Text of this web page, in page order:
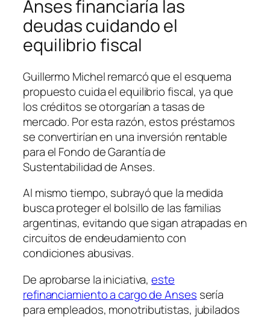
Anses financiaría las
deudas cuidando el
equilibrio fiscal
Guillermo Michel remarcó que el esquema
propuesto cuida el equilibrio fiscal, ya que
los créditos se otorgarían a tasas de
mercado. Por esta razón, estos préstamos
se convertirían en una inversión rentable
para el Fondo de Garantía de
Sustentabilidad de Anses.
Al mismo tiempo, subrayó que la medida
busca proteger el bolsillo de las familias
argentinas, evitando que sigan atrapadas en
circuitos de endeudamiento con
condiciones abusivas.
De aprobarse la iniciativa,este
refinanciamiento a cargo de Anses sería
para empleados, monotributistas, jubilados